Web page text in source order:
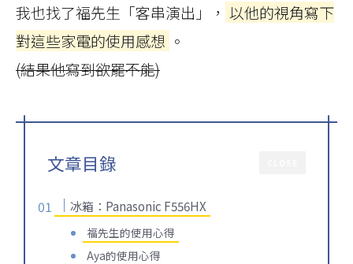
我也找了福先生「客串演出」， 以他的視角寫下
對這些家電的使用感想 。
(結果他寫到欲罷不能)
文章目錄
冰箱：Panasonic F556HX
福先生的使用心得
Aya的使用心得